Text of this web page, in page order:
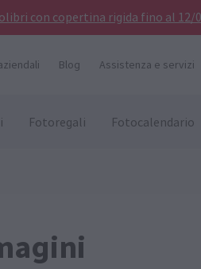
con copertina rigida fino al 12/
Blog Assistenza e servizi
Fotoregali Fotocalendario